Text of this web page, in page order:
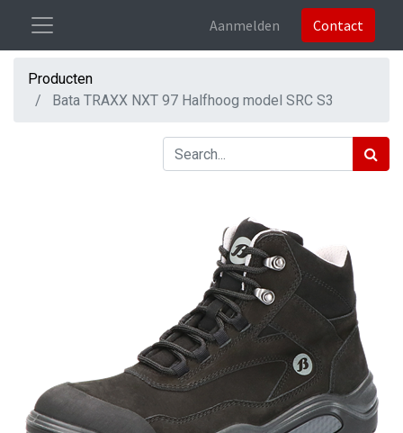
Aanmelden Contact
Producten
Bata TRAXX NXT 97 Halfhoog model SRC S3